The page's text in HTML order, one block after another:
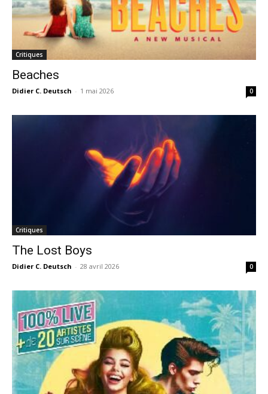
Critiques
Beaches
Didier C. Deutsch - 1 mai 2026 0
Critiques
The Lost Boys
Didier C. Deutsch - 28 avril 2026 0